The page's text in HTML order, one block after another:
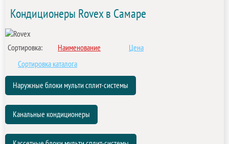
Кондиционеры Rovex в Самаре
Сортировка: Наименование
Цена
Сортировка каталога
Наружные блоки мульти сплит-системы
Канальные кондиционеры